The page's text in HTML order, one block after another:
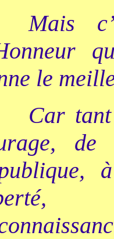
Mais
le
Car